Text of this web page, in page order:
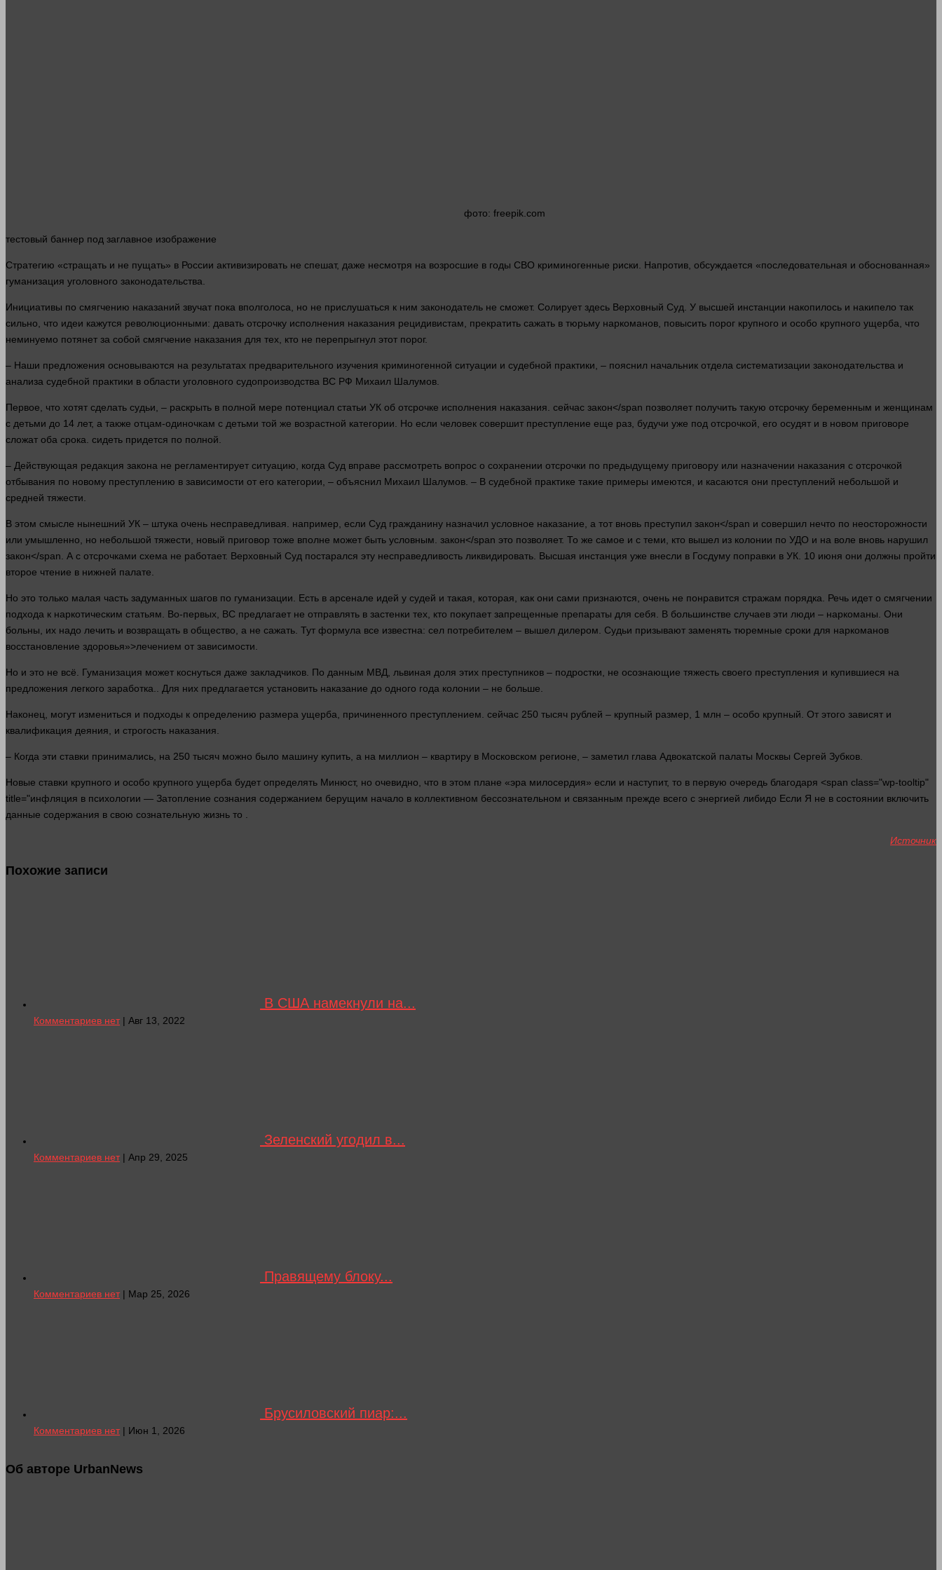
фото: freepik.com
тестовый баннер под заглавное изображение
Стратегию «стращать и не пущать» в России активизировать не спешат, даже несмотря на возросшие в годы СВО криминогенные риски. Напротив, обсуждается «последовательная и обоснованная»
гуманизация уголовного законодательства.
Инициативы по смягчению наказаний звучат пока вполголоса, но не прислушаться к ним законодатель не сможет. Солирует здесь Верховный Суд . У высшей инстанции накопилось и накипело так
сильно, что идеи кажутся революционными: давать отсрочку исполнения наказания рецидивистам, прекратить сажать в тюрьму наркоманов, повысить порог крупного и особо крупного ущерба, что
неминуемо потянет за собой смягчение наказания для тех, кто не перепрыгнул этот порог.
– Наши предложения основываются на результатах предварительного изучения криминогенной ситуации и судебной практики, – пояснил начальник отдела систематизации законодательства и
анализа судебной практики в области уголовного судопроизводства ВС РФ Михаил Шалумов.
Первое, что хотят сделать судьи, – раскрыть в полной мере потенциал статьи УК об отсрочке исполнения наказания. сейчас закон</span позволяет получить такую отсрочку беременным и женщинам
с детьми до 14 лет, а также отцам-одиночкам с детьми той же возрастной категории. Но если человек совершит преступление еще раз, будучи уже под отсрочкой, его осудят и в новом приговоре
сложат оба срока. сидеть придется по полной.
– Действующая редакция закона не регламентирует ситуацию, когда Суд вправе рассмотреть вопрос о сохранении отсрочки по предыдущему приговору или назначении наказания с отсрочкой
отбывания по новому преступлению в зависимости от его категории, – объяснил Михаил Шалумов. – В судебной практике такие примеры имеются, и касаются они преступлений небольшой и
средней тяжести.
В этом смысле нынешний УК – штука очень несправедливая. например , если Суд гражданину назначил условное наказание, а тот вновь преступил закон</span и совершил нечто по неосторожности
или умышленно, но небольшой тяжести, новый приговор тоже вполне может быть условным. закон</span это позволяет. То же самое и с теми, кто вышел из колонии по УДО и на воле вновь нарушил
закон</span. А с отсрочками схема не работает. Верховный Суд постарался эту несправедливость ликвидировать. Высшая инстанция уже внесли в Госдуму поправки в УК. 10 июня они должны пройти
второе чтение в нижней палате.
Но это только малая часть задуманных шагов по гуманизации. Есть в арсенале идей у судей и такая, которая, как они сами признаются, очень не понравится стражам порядка. Речь идет о смягчении
подхода к наркотическим статьям. Во-первых, ВС предлагает не отправлять в застенки тех, кто покупает запрещенные препараты для себя. В большинстве случаев эти люди – наркоманы. Они
больны, их надо лечить и возвращать в общество , а не сажать. Тут формула все известна: сел потребителем – вышел дилером. Судьи призывают заменять тюремные сроки для наркоманов
восстановление здоровья»>лечением от зависимости.
Но и это не всё. Гуманизация может коснуться даже закладчиков. По данным МВД, львиная доля этих преступников – подростки, не осознающие тяжесть своего преступления и купившиеся на
предложения легкого заработка.. Для них предлагается установить наказание до одного года колонии – не больше
Наконец, могут измениться и подходы к определению размера ущерба, причиненного преступлением. сейчас 250 тысяч рублей – крупный размер, 1 млн – особо крупный. От этого зависят и
квалификация деяния, и строгость наказания.
– Когда эти ставки принимались, на 250 тысяч можно было машину купить, а на миллион – квартиру в Московском регионе, – заметил глава Адвокатской палаты Москвы Сергей Зубков.
Новые ставки крупного и особо крупного ущерба будет определять Минюст, но очевидно, что в этом плане «эра милосердия» если и наступит, то в первую очередь благодаря <span class="wp-tooltip"
title="инфляция в психологии — Затопление сознания содержанием берущим начало в коллективном бессознательном и связанным прежде всего с энергией либидо Если Я не в состоянии включить
данные содержания в свою сознательную жизнь то .
Источник
Похожие записи
В США намекнули на...
Комментариев нет| Авг 13, 2022
Зеленский угодил в...
Комментариев нет| Апр 29, 2025
Правящему блоку...
Комментариев нет| Мар 25, 2026
Брусиловский пиар:...
Комментариев нет| Июн 1, 2026
Об авторе UrbanNews